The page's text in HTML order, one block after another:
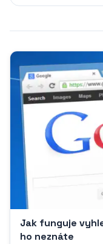
Jak funguje
ho neznáte